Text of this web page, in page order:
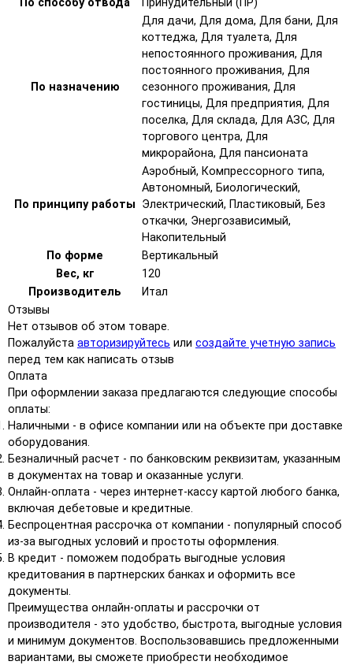
По способу отвода
Принудительный (ПР)
По назначению
Для дачи, Для дома, Для бани, Для
коттеджа, Для туалета, Для
непостоянного проживания, Для
постоянного проживания, Для
сезонного проживания, Для
гостиницы, Для предприятия, Для
поселка, Для склада, Для АЗС, Для
торгового центра, Для
микрорайона, Для пансионата
По принципу работы
Аэробный, Компрессорного типа,
Автономный, Биологический,
Электрический, Пластиковый, Без
откачки, Энергозависимый,
Накопительный
По форме
Вертикальный
Вес, кг
120
Производитель
Итал
Отзывы
Нет отзывов об этом товаре.
Пожалуйста авторизируйтесь или создайте учетную запись
перед тем как написать отзыв
Оплата
При оформлении заказа предлагаются следующие способы
оплаты:
Наличными - в офисе компании или на объекте при доставке
оборудования.
Безналичный расчет - по банковским реквизитам, указанным
в документах на товар и оказанные услуги.
Онлайн-оплата - через интернет-кассу картой любого банка,
включая дебетовые и кредитные.
Беспроцентная рассрочка от компании - популярный способ
из-за выгодных условий и простоты оформления.
В кредит - поможем подобрать выгодные условия
кредитования в партнерских банках и оформить все
документы.
Преимущества онлайн-оплаты и рассрочки от
производителя - это удобство, быстрота, выгодные условия
и минимум документов. Воспользовавшись предложенными
вариантами, вы сможете приобрести необходимое